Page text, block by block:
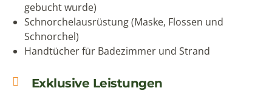
gebucht wurde)
Schnorchelausrüstung (Maske, Flossen und
Schnorchel)
Handtücher für Badezimmer und Strand
Exklusive Leistungen